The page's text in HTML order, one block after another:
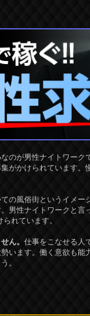
のが男性ナイトワーク
がかけられています
の風俗街というイメ
男性ナイトワークと
れています。
ん。 仕事をこなせる人
います。働く意欲も
。